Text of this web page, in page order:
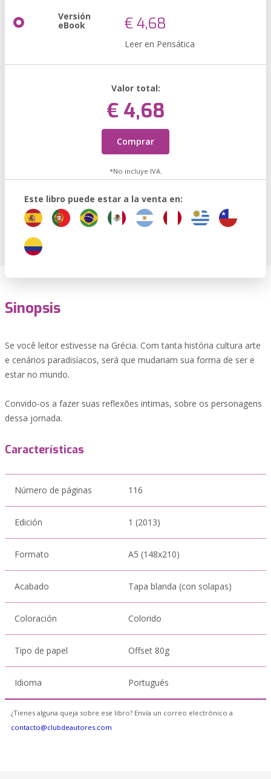
Versión
eBook € 4,68
Leer en Pensática
Valor total:
€ 4,68
Comprar
*No incluye IVA.
Este libro puede estar a la venta en:
Sinopsis
Se você leitor estivesse na Grécia. Com tanta história cultura arte
e cenários paradisíacos, será que mudariam sua forma de ser e
estar no mundo.
Convido-os a fazer suas reflexões intimas, sobre os personagens
dessa jornada.
Características
Número de páginas 116
Edición 1 (2013)
Formato A5 (148x210)
Acabado Tapa blanda (con solapas)
Coloración Colorido
Tipo de papel Offset 80g
Idioma Portugués
¿Tienes alguna queja sobre ese libro? Envía un correo electrónico a
contacto@clubdeautores.com